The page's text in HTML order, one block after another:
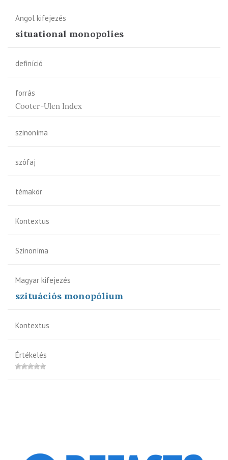
Angol kifejezés
situational monopolies
definíció
forrás
Cooter-Ulen Index
szinoníma
szófaj
témakör
Kontextus
Szinoníma
Magyar kifejezés
szituációs monopólium
Kontextus
Értékelés